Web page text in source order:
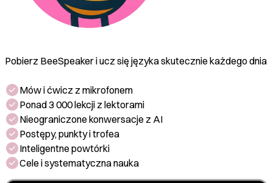
Pobierz BeeSpeaker i ucz się języka skutecznie każdego dnia
Mów i ćwicz z mikrofonem
Ponad 3 000 lekcji z lektorami
Nieograniczone konwersacje z AI
Postępy, punkty i trofea
Inteligentne powtórki
Cele i systematyczna nauka